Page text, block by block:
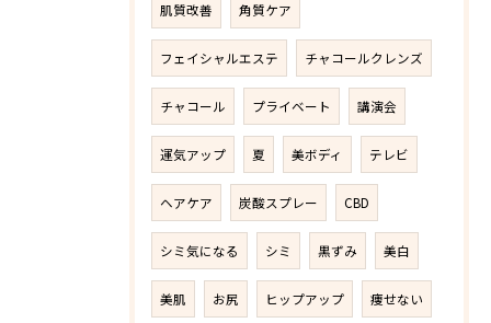
肌質改善 角質ケア
フェイシャルエステ チャコールクレンズ
チャコール プライベート 講演会
運気アップ 夏 美ボディ テレビ
ヘアケア 炭酸スプレー CBD
シミ気になる シミ 黒ずみ 美白
美肌 お尻 ヒップアップ 痩せない